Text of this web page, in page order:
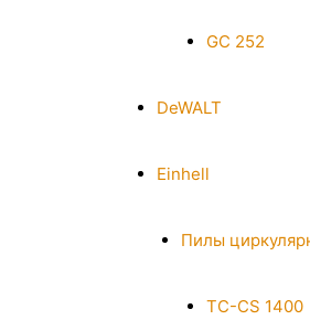
GC 252
DeWALT
Einhell
Пилы
TC-CS 1400